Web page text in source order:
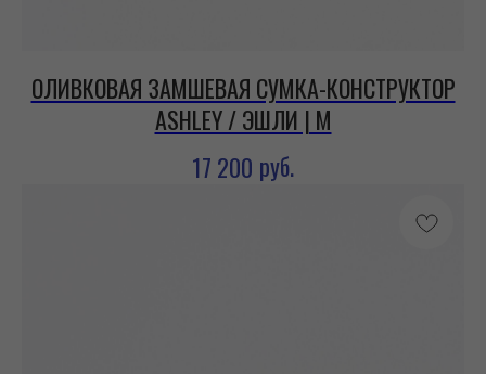
ОЛИВКОВАЯ ЗАМШЕВАЯ СУМКА-КОНСТРУКТОР
ASHLEY / ЭШЛИ | M
17 200 руб.